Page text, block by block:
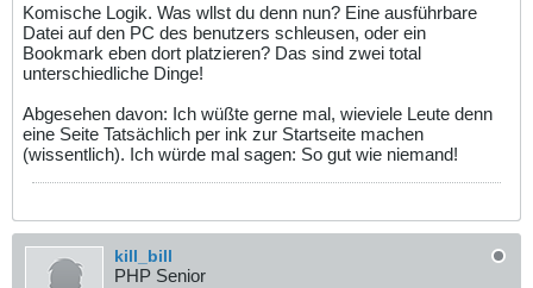
Komische Logik. Was wllst du denn nun? Eine ausführbare
Datei auf den PC des benutzers schleusen, oder ein
Bookmark eben dort platzieren? Das sind zwei total
unterschiedliche Dinge!
Abgesehen davon: Ich wüßte gerne mal, wieviele Leute denn
eine Seite Tatsächlich per ink zur Startseite machen
(wissentlich). Ich würde mal sagen: So gut wie niemand!
kill_bill
PHP Senior